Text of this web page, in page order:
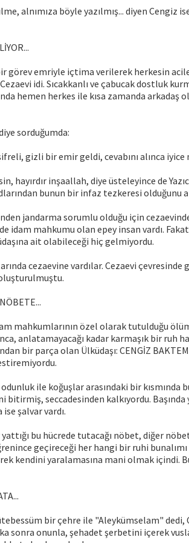
alnımıza böyle yazılmış... diyen Cengiz
görev emriyle içtima verilerek herkesin
idi. Sıcakkanlı ve çabucak dostluk
hemen herkes ile kısa zamanda arkadaş
sorduğumda:
gizli bir emir geldi, cevabını alınca iyice
hayırdır inşaallah, diye üsteleyince de
bunun bir infaz tezkeresi olduğunu
jandarma sorumlu olduğu için
idam mahkumu olan epey insan vardı.
ait olabileceği hiç gelmiyordu.
cezaevine vardılar. Cezaevi
mahkumlarının özel olarak tutulduğu
anlatamayacağı kadar karmaşık bir ruh
bir parça olan Ülküdaşı: CENGİZ
ile koğuşlar arasındaki bir
bitirmiş, seccadesinden kalkıyordu.
ise şalvar vardı.
bu hücrede tutacağı nöbet, diğer
geçireceği her hangi bir ruhi
kendini yaralamasına mani olmak içindi.
bir çehre ile "Aleykümselam" dedi,
sonra onunla, şehadet şerbetini içerek